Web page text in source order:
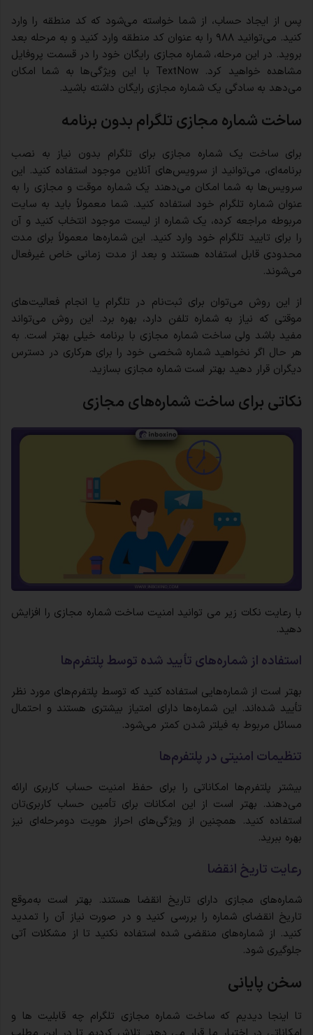
پس از ایجاد حساب، از شما خواسته می‌شود که کد منطقه را وارد
کنید. می‌توانید ۹۸۸ را به عنوان کد منطقه وارد کنید و به مرحله بعد
بروید. در این مرحله، شماره مجازی رایگان خود را در قسمت پروفایل
مشاهده خواهید کرد. TextNow با این ویژگی‌ها به شما امکان
می‌دهد به سادگی یک شماره مجازی رایگان داشته باشید.
ساخت شماره مجازی تلگرام بدون برنامه
برای ساخت یک شماره مجازی برای تلگرام بدون نیاز به نصب
برنامه‌ای، می‌توانید از سرویس‌های آنلاین موجود استفاده کنید. این
سرویس‌ها به شما امکان می‌دهند یک شماره موقت و مجازی را به
عنوان شماره تلگرام خود استفاده کنید. شما معمولاً باید به سایت
مربوطه مراجعه کرده، یک شماره از لیست موجود انتخاب کنید و آن
را برای تایید تلگرام خود وارد کنید. این شماره‌ها معمولاً برای مدت
محدودی قابل استفاده هستند و بعد از مدت زمانی خاص غیرفعال
می‌شوند.
از این روش می‌توان برای ثبت‌نام در تلگرام یا انجام فعالیت‌های
موقتی که نیاز به شماره تلفن دارد، بهره برد. این روش می‌تواند
مفید باشد ولی ساخت شماره مجازی با برنامه خیلی بهتر است. به
هر حال اگر نخواهید شماره شخصی خود را برای هرکاری در دسترس
دیگران قرار دهید بهتر است شماره مجازی بسازید.
نکاتی برای ساخت شماره‌های مجازی
با رعایت نکات زیر می توانید امنیت ساخت شماره مجازی را افزایش
دهید.
استفاده از شماره‌های تأیید شده توسط پلتفرم‌ها
بهتر است از شماره‌هایی استفاده کنید که توسط پلتفرم‌های مورد نظر
تأیید شده‌اند. این شماره‌ها دارای امتیاز بیشتری هستند و احتمال
مسائل مربوط به فیلتر شدن کمتر می‌شود.
تنظیمات امنیتی در پلتفرم‌ها
بیشتر پلتفرم‌ها امکاناتی را برای حفظ امنیت حساب کاربری ارائه
می‌دهند. بهتر است از این امکانات برای تأمین حساب کاربری‌تان
استفاده کنید. همچنین از ویژگی‌های احراز هویت دومرحله‌ای نیز
بهره ببرید.
رعایت تاریخ انقضا
شماره‌های مجازی دارای تاریخ انقضا هستند. بهتر است به‌موقع
تاریخ انقضای شماره را بررسی کنید و در صورت نیاز آن را تمدید
کنید. از شماره‌های منقضی شده استفاده نکنید تا از مشکلات آتی
جلوگیری شود.
سخن پایانی
تا اینجا دیدیم که ساخت شماره مجازی تلگرام چه قابلیت ها و